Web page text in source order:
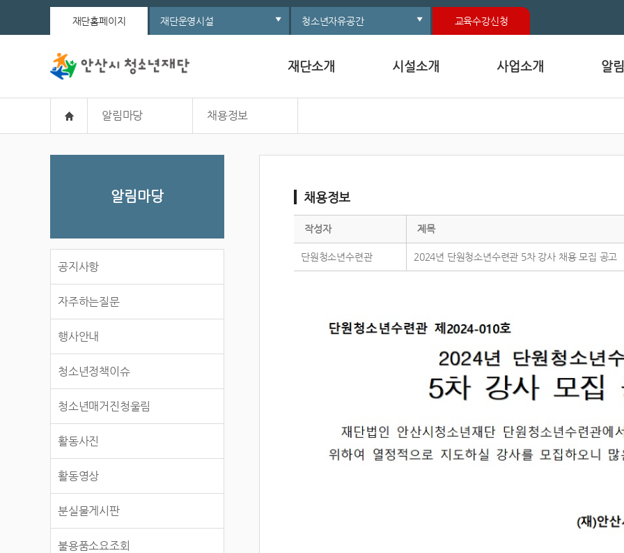
재단홈페이지 재단운영시설 청소년자유공간 교육수강신청
재단소개 시설소개 사업소개 알
알림마당 채용정보
알림마당
공지사항
자주하는질문
행사안내
청소년정책이슈
청소년매거진청울림
활동사진
활동영상
분실물게시판
불용품소요조회
채용정보
작성자 제목
단원청소년수련관 2024년 단원청소년수련관 5차 강사 채용 모집 공고